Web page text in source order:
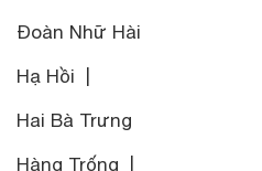
Đoàn Nhữ Hài
Hạ Hồi |
Hai Bà Trưng
Hàng Trống |